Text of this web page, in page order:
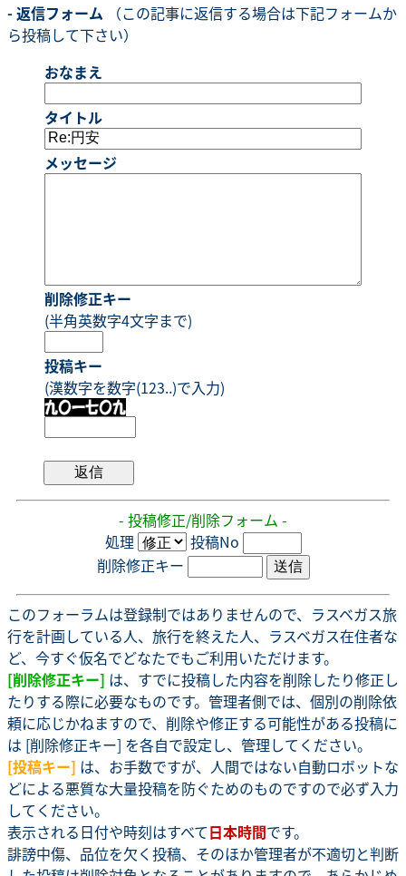
- 返信フォーム （この記事に返信する場合は下記フォームか
ら投稿して下さい）
おなまえ
タイトル
メッセージ
削除修正キー
(半角英数字4文字まで)
投稿キー
(漢数字を数字(123..)で入力)
- 投稿修正/削除フォーム -
処理
投稿No
削除修正キー
このフォーラムは登録制ではありませんので、ラスベガス旅
行を計画している人、旅行を終えた人、ラスベガス在住者な
ど、今すぐ仮名でどなたでもご利用いただけます。
[削除修正キー] は、すでに投稿した内容を削除したり修正し
たりする際に必要なものです。管理者側では、個別の削除依
頼に応じかねますので、削除や修正する可能性がある投稿に
は [削除修正キー] を各自で設定し、管理してください。
[投稿キー] は、お手数ですが、人間ではない自動ロボットな
どによる悪質な大量投稿を防ぐためのものですので必ず入力
してください。
表示される日付や時刻はすべて日本時間です。
誹謗中傷、品位を欠く投稿、そのほか管理者が不適切と判断